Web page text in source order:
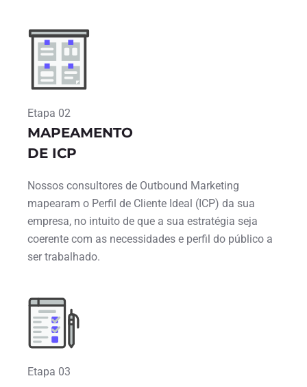
Etapa 02
MAPEAMENTO
DE ICP
Nossos consultores de Outbound Marketing
mapearam o Perfil de Cliente Ideal (ICP) da sua
empresa, no intuito de que a sua estratégia seja
coerente com as necessidades e perfil do público a
ser trabalhado.
Etapa 03